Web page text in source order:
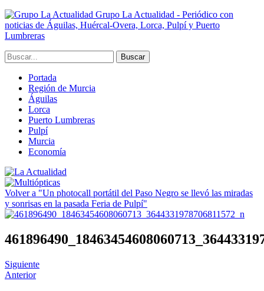
Grupo La Actualidad - Periódico con
noticias de Águilas, Huércal-Overa, Lorca, Pulpí y Puerto
Lumbreras
Portada
Región de Murcia
Águilas
Lorca
Puerto Lumbreras
Pulpí
Murcia
Economía
Volver a "Un photocall portátil del Paso Negro se llevó las miradas
y sonrisas en la pasada Feria de Pulpí"
Siguiente
Anterior